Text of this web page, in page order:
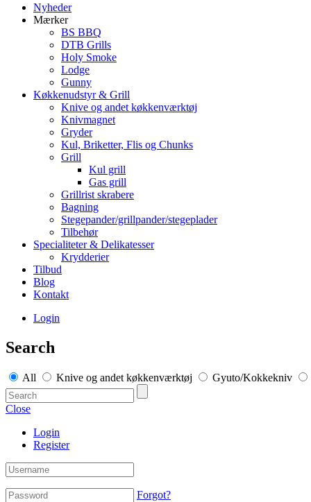
Nyheder
Mærker
BS BBQ
DTB Grills
Holy Smoke
Lodge
Gunny
Køkkenudstyr & Grill
Knive og andet køkkenværktøj
Knivmagnet
Gryder
Kul, Briketter, Flis og Chunks
Grill
Kul grill
Gas grill
Grillrist skrabere
Bagning
Stegepander/grillpander/stegeplader
Tilbehør
Specialiteter & Delikatesser
Krydderier
Tilbud
Blog
Kontakt
Login
Search
All Knive og andet køkkenværktøj Gyuto/Kokkekniv
Close
Login
Register
Forgot?